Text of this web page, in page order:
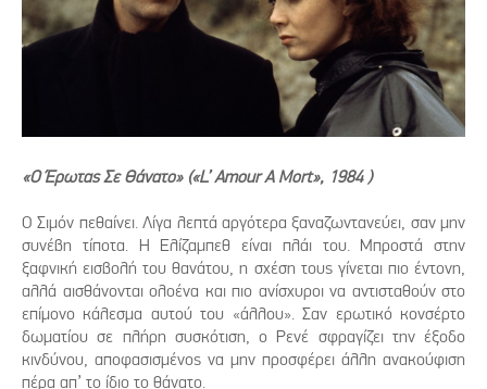
«O Έρωτας Σε Θάνατο» («L’ Amour A Mort», 1984 )
Ο Σιμόν πεθαίνει. Λίγα λεπτά αργότερα ξαναζωντανεύει, σαν μην
συνέβη τίποτα. Η Ελίζαμπεθ είναι πλάι του. Μπροστά στην
ξαφνική εισβολή του θανάτου, η σχέση τους γίνεται πιο έντονη,
αλλά αισθάνονται ολοένα και πιο ανίσχυροι να αντισταθούν στο
επίμονο κάλεσμα αυτού του «άλλου». Σαν ερωτικό κονσέρτο
δωματίου σε πλήρη συσκότιση, ο Ρενέ σφραγίζει την έξοδο
κινδύνου, αποφασισμένος να μην προσφέρει άλλη ανακούφιση
πέρα απ’ το ίδιο το θάνατο.